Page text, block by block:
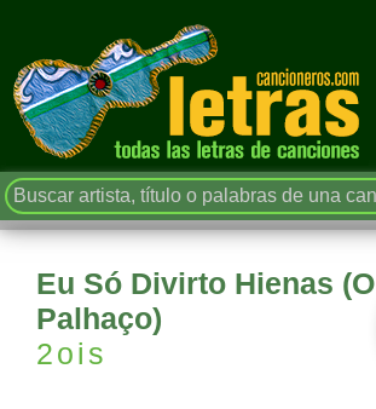
Eu Só Divirto Hienas (O
Palhaço)
2ois